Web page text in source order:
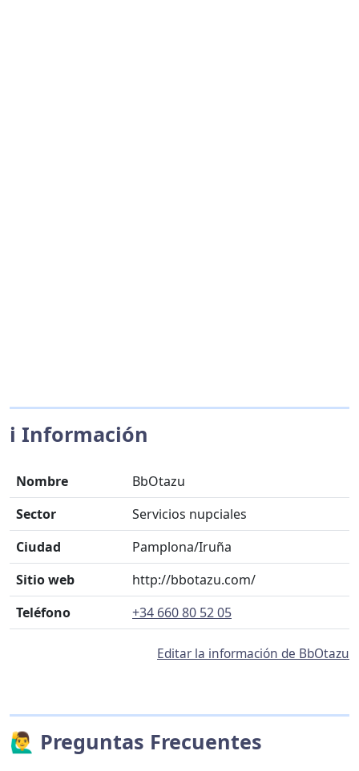
ℹ️ Información
Nombre
BbOtazu
Sector
Servicios nupciales
Ciudad
Pamplona/Iruña
Sitio web
http://bbotazu.com/
Teléfono
+34 660 80 52 05
Editar la información de BbOtazu
🙋‍♂️ Preguntas Frecuentes